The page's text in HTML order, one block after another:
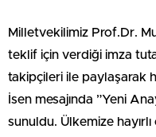
Milletvekilimiz Prof.Dr.
teklif için verdiği imza
takipçileri ile paylaşarak
İsen mesajında ”Yeni
sunuldu. Ülkemize